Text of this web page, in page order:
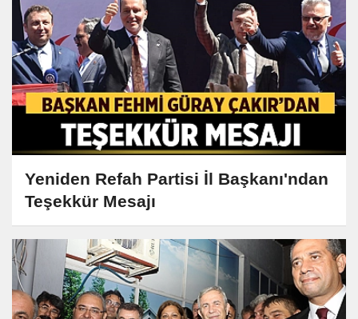
Yeniden Refah Partisi İl Başkanı'ndan
Teşekkür Mesajı